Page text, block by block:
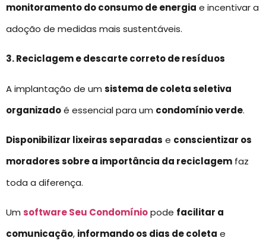
monitoramento do consumo de energia e incentivar a
adoção de medidas mais sustentáveis.
3. Reciclagem e descarte correto de resíduos
A implantação de um sistema de coleta seletiva
organizadoé essencial para um condomínio verde.
Disponibilizar lixeiras separadas e conscientizar os
moradores sobre a importância da reciclagem faz
toda a diferença.
Um software Seu Condomíniopode facilitar a
comunicação, informando os dias de coleta e